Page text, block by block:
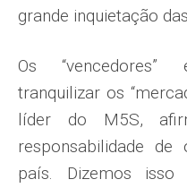
grande inquietação
Os
tranquilizar os
líder do M5S,
responsabilidade
país. Dizemos